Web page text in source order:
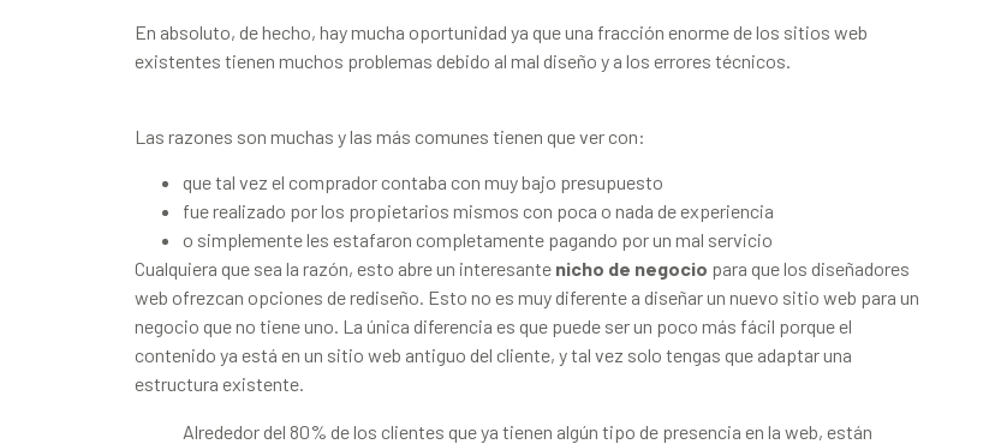
En absoluto, de hecho, hay mucha oportunidad ya que una fracción enorme de los sitios web
existentes tienen muchos problemas debido al mal diseño y a los errores técnicos.
Las razones son muchas y las más comunes tienen que ver con:
que tal vez el comprador contaba con muy bajo presupuesto
fue realizado por los propietarios mismos con poca o nada de experiencia
o simplemente les estafaron completamente pagando por un mal servicio
Cualquiera que sea la razón, esto abre un interesante nicho de negocio para que los diseñadores
web ofrezcan opciones de rediseño. Esto no es muy diferente a diseñar un nuevo sitio web para un
negocio que no tiene uno. La única diferencia es que puede ser un poco más fácil porque el
contenido ya está en un sitio web antiguo del cliente, y tal vez solo tengas que adaptar una
estructura existente.
Alrededor del 80% de los clientes que ya tienen algún tipo de presencia en la web, están